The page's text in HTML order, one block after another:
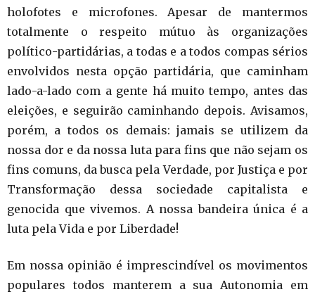
holofotes e microfones. Apesar de mantermos
totalmente o respeito mútuo às organizações
político-partidárias, a todas e a todos compas sérios
envolvidos nesta opção partidária, que caminham
lado-a-lado com a gente há muito tempo, antes das
eleições, e seguirão caminhando depois. Avisamos,
porém, a todos os demais: jamais se utilizem da
nossa dor e da nossa luta para fins que não sejam os
fins comuns, da busca pela Verdade, por Justiça e por
Transformação dessa sociedade capitalista e
genocida que vivemos. A nossa bandeira única é a
luta pela Vida e por Liberdade!
Em nossa opinião é imprescindível os movimentos
populares todos manterem a sua Autonomia em